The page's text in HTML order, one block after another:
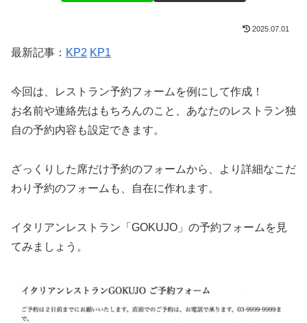
2025.07.01
最新記事： KP2 KP1
今回は、レストラン予約フォームを例にして作成！
お名前や連絡先はもちろんのこと、あなたのレストラン独
自の予約内容も設定できます。
ざっくりした席だけ予約のフォームから、より詳細なこだ
わり予約のフォームも、自在に作れます。
イタリアンレストラン「GOKUJO」の予約フォームを見
てみましょう。